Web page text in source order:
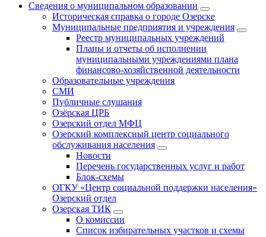
Сведения о муниципальном образовании
Историческая справка о городе Озерске
Муниципальные предприятия и учреждения
Реестр муниципальных учреждений
Планы и отчеты об исполнении
муниципальными учреждениями плана
финансово-хозяйственной деятельности
Образовательные учреждения
СМИ
Публичные слушания
Озёрская ЦРБ
Озерский отдел МФЦ
Озерский комплексный центр социального
обслуживания населения
Новости
Перечень государственных услуг и работ
Блок-схемы
ОГКУ «Центр социальной поддержки населения»
Озерский отдел
Озерская ТИК
О комиссии
Список избирательных участков и схемы